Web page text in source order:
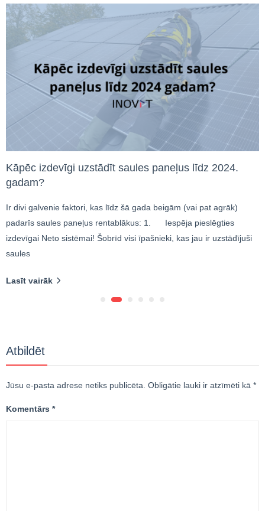
Kāpēc izdevīgi uzstādīt saules paneļus līdz 2024.
gadam?
Ir divi galvenie faktori, kas līdz šā gada beigām (vai pat agrāk)
padarīs saules paneļus rentablākus: 1. Iespēja pieslēgties
izdevīgai Neto sistēmai! Šobrīd visi īpašnieki, kas jau ir uzstādījuši
saules
Lasīt vairāk
Atbildēt
Jūsu e-pasta adrese netiks publicēta. Obligātie lauki ir atzīmēti kā *
Komentārs *